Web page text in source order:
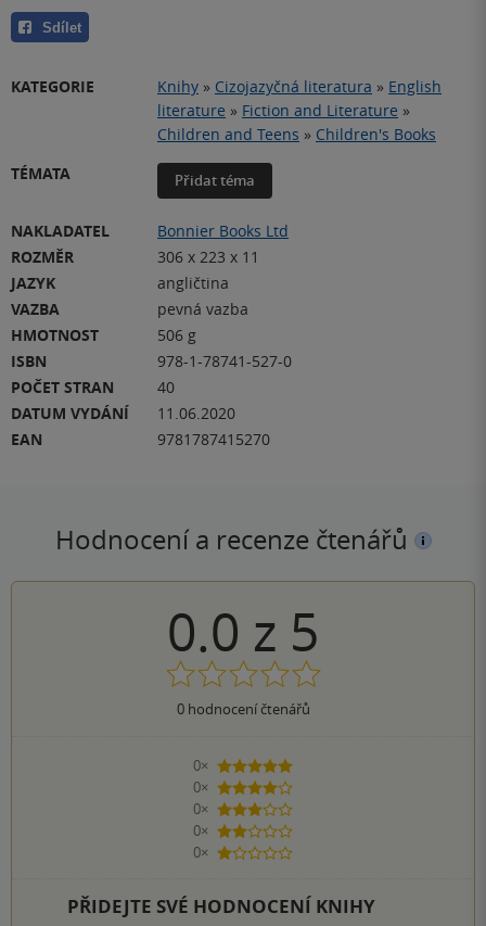
Sdílet
KATEGORIE Knihy » Cizojazyčná literatura » English
literature » Fiction and Literature »
Children and Teens » Children's Books
TÉMATA
Přidat téma
NAKLADATEL
Bonnier Books Ltd
ROZMĚR
306 x 223 x 11
JAZYK
angličtina
VAZBA
pevná vazba
HMOTNOST
506 g
ISBN
978-1-78741-527-0
POČET STRAN
40
DATUM VYDÁNÍ
11.06.2020
EAN
9781787415270
Hodnocení a recenze čtenářů
0.0 z 5
0hodnocení čtenářů
0×
5 hvězdiček
0×
4 hvězdičky
0×
3 hvězdičky
0×
2 hvězdičky
0×
1 hvezdička
PŘIDEJTE SVÉ HODNOCENÍ KNIHY